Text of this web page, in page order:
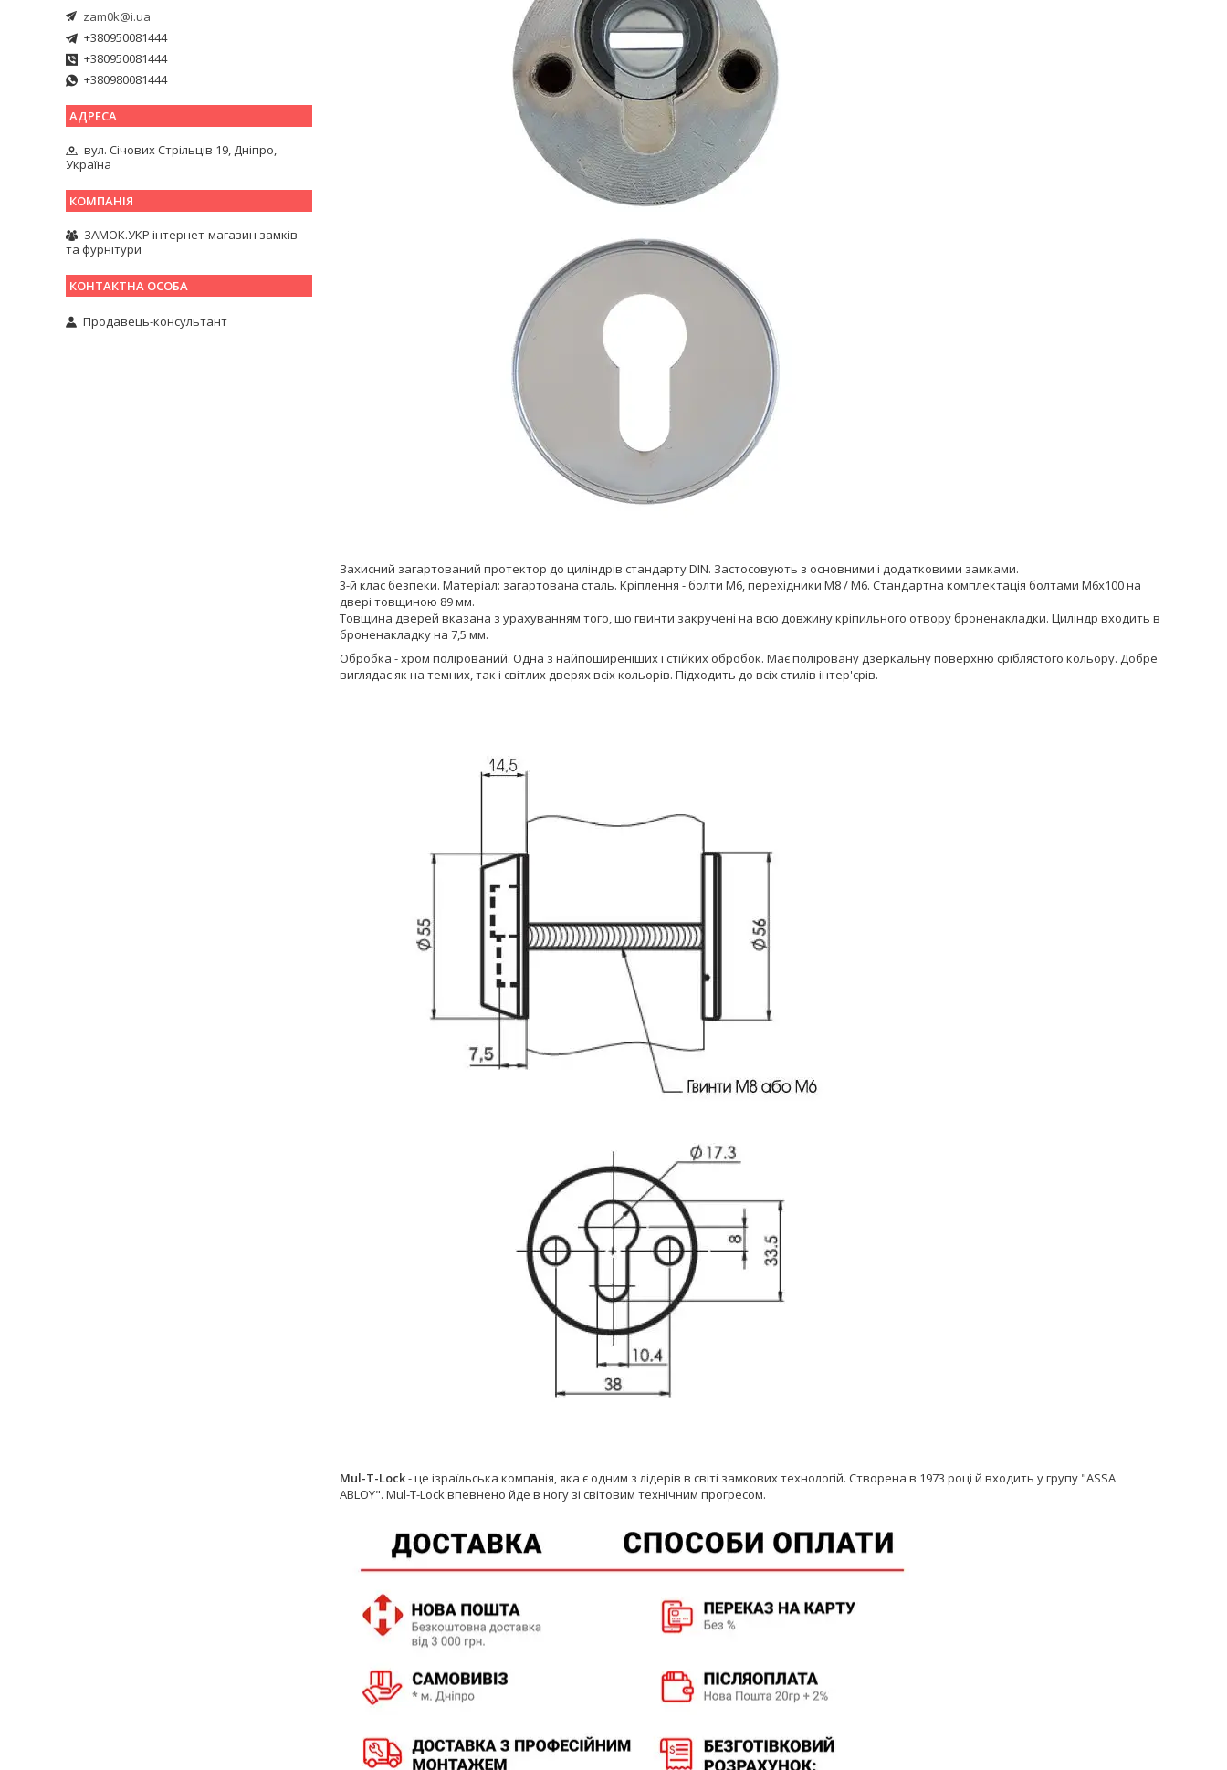
Захисний загартований протектор до циліндрів стандарту DIN. Застосовують з основними і додатковими замками.
3-й клас безпеки. Матеріал: загартована сталь. Кріплення - болти М6, перехідники M8 / M6. Стандартна комплектація болтами М6х100 на
двері товщиною 89 мм.
Товщина дверей вказана з урахуванням того, що гвинти закручені на всю довжину кріпильного отвору броненакладки. Циліндр входить в
броненакладку на 7,5 мм.
Обробка - хром полірований. Одна з найпоширеніших і стійких обробок. Має поліровану дзеркальну поверхню сріблястого кольору. Добре
виглядає як на темних, так і світлих дверях всіх кольорів. Підходить до всіх стилів інтер'єрів.
Mul-T-Lock- це ізраїльська компанія, яка є одним з лідерів в світі замкових технологій. Створена в 1973 році й входить у групу "ASSA
ABLOY". Mul-T-Lock впевнено йде в ногу зі світовим технічним прогресом.
zam0k@i.ua
+380950081444
+380950081444
+380980081444
вул. Січових Стрільців 19, Дніпро,
Україна
ЗАМОК.УКР інтернет-магазин замків
та фурнітури
Продавець-консультант